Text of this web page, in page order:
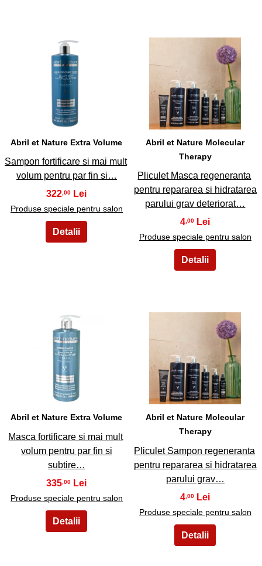
17
Abril et Nature Extra Volume
Sampon fortificare si mai mult
volum pentru par fin si…
322 ,00
Produse speciale pentru salon
18
Abril et Nature Molecular
Therapy
Pliculet Masca regeneranta
pentru repararea si hidratarea
parului grav deteriorat…
4 ,00
Produse speciale pentru salon
19
Abril et Nature Extra Volume
Masca fortificare si mai mult
volum pentru par fin si
subtire…
335 ,00
Produse speciale pentru salon
20
Abril et Nature Molecular
Therapy
Pliculet Sampon regeneranta
pentru repararea si hidratarea
parului grav…
4 ,00
Produse speciale pentru salon